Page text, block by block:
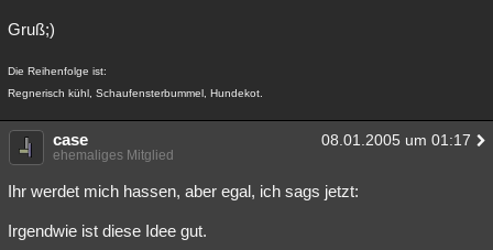
Gruß;)
Die Reihenfolge ist:
Regnerisch kühl, Schaufensterbummel, Hundekot.
case 08.01.2005 um 01:17
ehemaliges Mitglied
Ihr werdet mich hassen, aber egal, ich sags jetzt:
Irgendwie ist diese Idee gut.